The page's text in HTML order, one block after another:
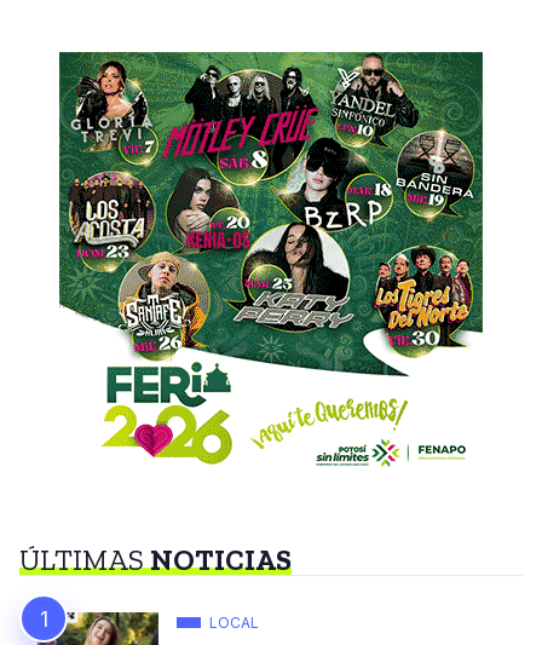
ÚLTIMASNOTICIAS
LOCAL